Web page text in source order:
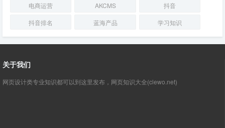
电商运营
AKCMS
抖音
抖音排名
蓝海产品 学习知识
关于我们
网页设计类专业知识都可以到这里发布，网页知识大全(clewo.net)